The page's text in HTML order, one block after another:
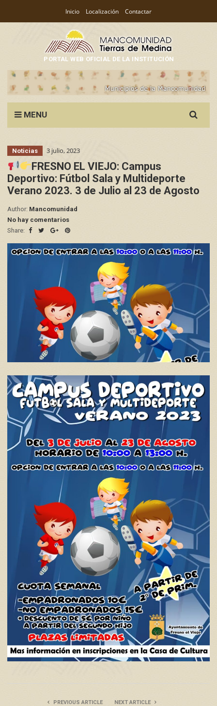
Inicio Localización Contactar
PORTAL WEB OFICIAL DE LA INSTITUCIÓN
MENU
for:
Noticias 3 julio, 2023
FRESNO EL VIEJO: Campus
Deportivo: Fútbol Sala y Multideporte
Verano 2023. 3 de Julio al 23 de Agosto
Author: Mancomunidad
No hay comentarios
Share:
PREVIOUS ARTICLE NEXT ARTICLE